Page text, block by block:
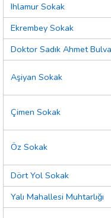
Ihlamur Sokak
Ekrembey Sokak
Doktor Sadık Ahmet
Aşiyan Sokak
Çimen Sokak
Öz Sokak
Dört Yol Sokak
Yalı Mahallesi Muhtarlığı